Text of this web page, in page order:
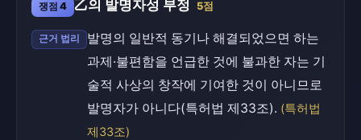
쟁점 4 乙의 발명자성 부정 5점
근거 법리
발명의 일반적 동기나 해결되었으면 하는
과제·불편함을 언급한 것에 불과한 자는 기
술적 사상의 창작에 기여한 것이 아니므로
발명자가 아니다(특허법 제33조). (특허법
제33조)